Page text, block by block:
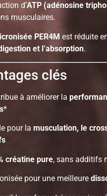
d’ATP (adénosine
musculaires.
PER4M est réduite
et l’absorption.
clés
à améliorer la
*
pour lamusculation, le
créatine pure, sans additifs
pour une meilleure